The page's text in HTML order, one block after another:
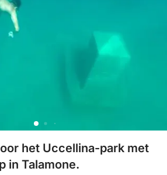
het Uccellina-park met
in Talamone.